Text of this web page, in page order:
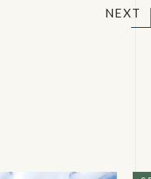
NEXT